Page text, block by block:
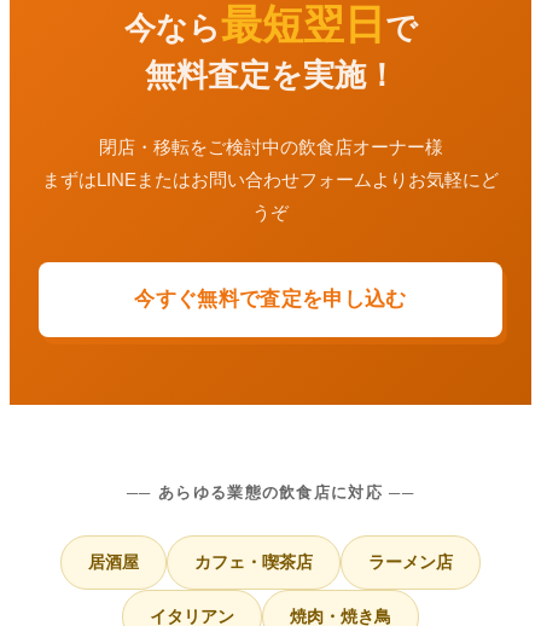
今なら最短翌日 で
無料査定を実施！
閉店・移転をご検討中の飲食店オーナー様
まずはLINEまたはお問い合わせフォームよりお気軽にど
うぞ
今すぐ無料で査定を申し込む
── あらゆる業態の飲食店に対応 ──
居酒屋 カフェ・喫茶店 ラーメン店
イタリアン 焼肉・焼き鳥